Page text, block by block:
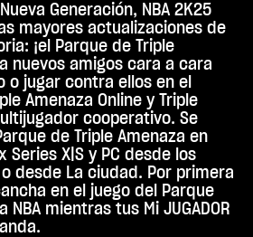
Generación, NBA 2K25
mayores actualizaciones de
¡el Parque de Triple
nuevos amigos cara a cara
o jugar contra ellos en el
Amenaza Online y Triple
cooperativo. Se
de Triple Amenaza en
Series X|S y PC desde los
o desde La ciudad. Por primera
en el juego del Parque
mientras tus Mi JUGADOR